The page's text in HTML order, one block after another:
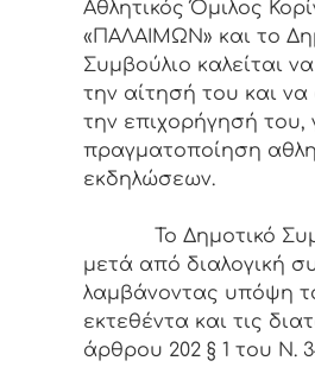
Αθλητικός Όμιλος
«ΠΑΛΑΙΜΩΝ» και το
Συμβούλιο καλείται
την αίτησή του και
την επιχορήγησή του,
πραγματοποίηση
εκδηλώσεων.
Το Δημοτικό
μετά από διαλογική
λαμβάνοντας υπόψη
εκτεθέντα και τις
άρθρου 202 § 1 του Ν.